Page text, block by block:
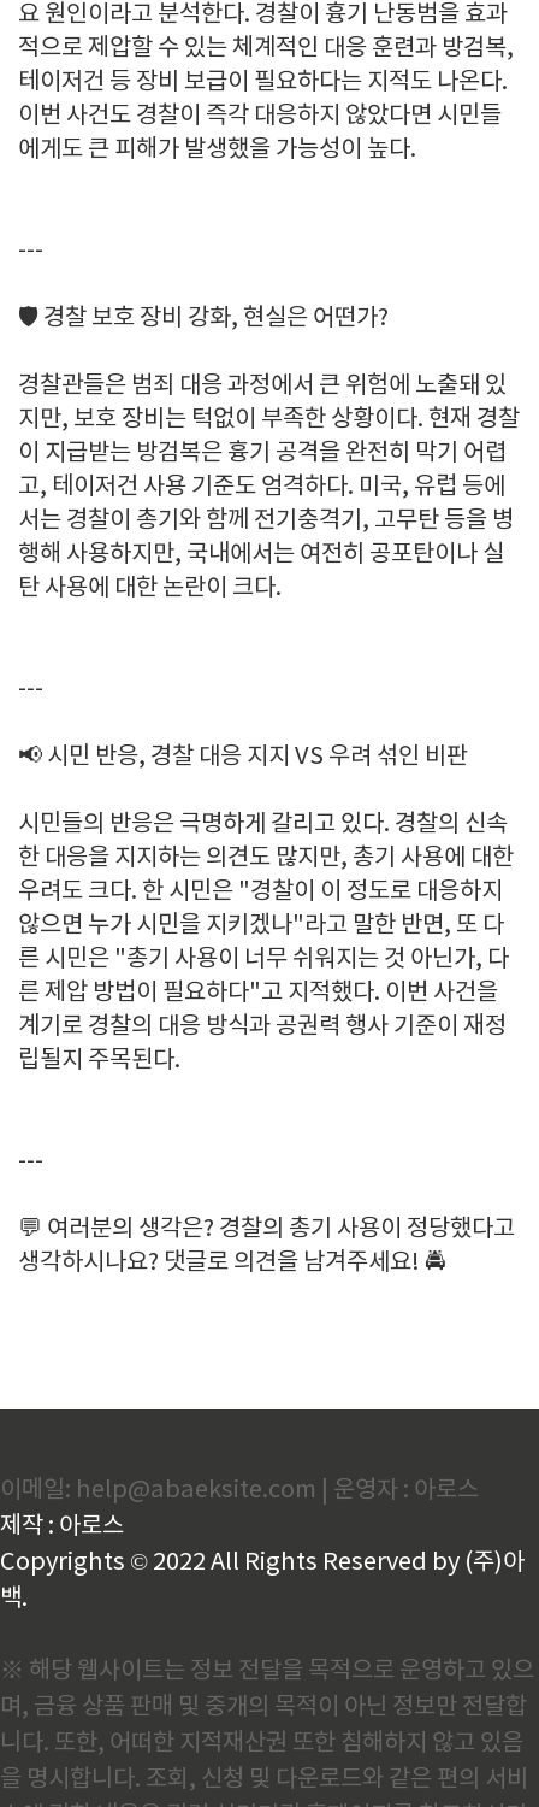
요 원인이라고 분석한다. 경찰이 흉기 난동범을 효과
적으로 제압할 수 있는 체계적인 대응 훈련과 방검복,
테이저건 등 장비 보급이 필요하다는 지적도 나온다.
이번 사건도 경찰이 즉각 대응하지 않았다면 시민들
에게도 큰 피해가 발생했을 가능성이 높다.
---
🛡️ 경찰 보호 장비 강화, 현실은 어떤가?
경찰관들은 범죄 대응 과정에서 큰 위험에 노출돼 있
지만, 보호 장비는 턱없이 부족한 상황이다. 현재 경찰
이 지급받는 방검복은 흉기 공격을 완전히 막기 어렵
고, 테이저건 사용 기준도 엄격하다. 미국, 유럽 등에
서는 경찰이 총기와 함께 전기충격기, 고무탄 등을 병
행해 사용하지만, 국내에서는 여전히 공포탄이나 실
탄 사용에 대한 논란이 크다.
---
📢 시민 반응, 경찰 대응 지지 VS 우려 섞인 비판
시민들의 반응은 극명하게 갈리고 있다. 경찰의 신속
한 대응을 지지하는 의견도 많지만, 총기 사용에 대한
우려도 크다. 한 시민은 "경찰이 이 정도로 대응하지
않으면 누가 시민을 지키겠나"라고 말한 반면, 또 다
른 시민은 "총기 사용이 너무 쉬워지는 것 아닌가, 다
른 제압 방법이 필요하다"고 지적했다. 이번 사건을
계기로 경찰의 대응 방식과 공권력 행사 기준이 재정
립될지 주목된다.
---
💬 여러분의 생각은? 경찰의 총기 사용이 정당했다고
생각하시나요? 댓글로 의견을 남겨주세요! 🚔
이메일: help@abaeksite.com | 운영자 : 아로스
제작 : 아로스
Copyrights © 2022 All Rights Reserved by (주)아
백.
※ 해당 웹사이트는 정보 전달을 목적으로 운영하고 있으
며, 금융 상품 판매 및 중개의 목적이 아닌 정보만 전달합
니다. 또한, 어떠한 지적재산권 또한 침해하지 않고 있음
을 명시합니다. 조회, 신청 및 다운로드와 같은 편의 서비